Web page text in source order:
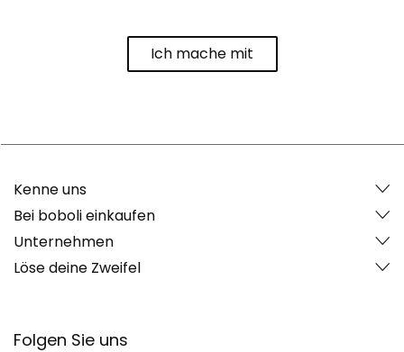
Ich mache mit
Folgen Sie uns
Kenne uns
Bei boboli einkaufen
Unternehmen
Löse deine Zweifel